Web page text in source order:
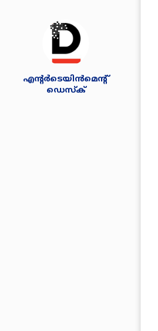
എന്റര്‍ടെയിന്‍മെന്റ്
ഡെസ്‌ക്